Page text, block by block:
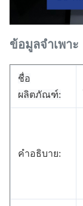
ข้อมูลจำเพาะ
ชื่อ
ผลิตภัณฑ์:
คำอธิบาย: